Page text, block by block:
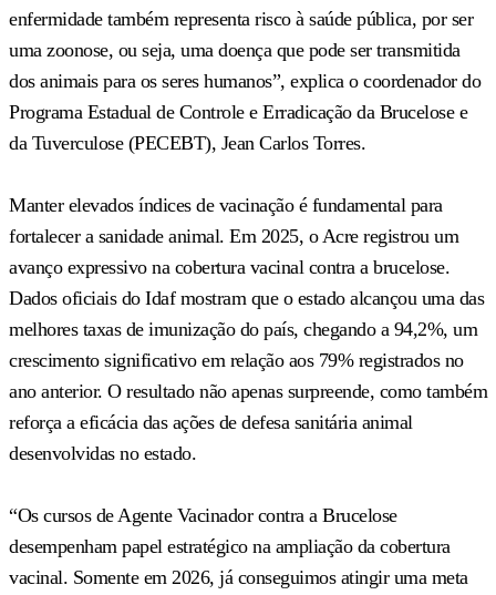
enfermidade também representa risco à saúde pública, por ser
uma zoonose, ou seja, uma doença que pode ser transmitida
dos animais para os seres humanos”, explica o coordenador do
Programa Estadual de Controle e Erradicação da Brucelose e
da Tuverculose (PECEBT), Jean Carlos Torres.
Manter elevados índices de vacinação é fundamental para
fortalecer a sanidade animal. Em 2025, o Acre registrou um
avanço expressivo na cobertura vacinal contra a brucelose.
Dados oficiais do Idaf mostram que o estado alcançou uma das
melhores taxas de imunização do país, chegando a 94,2%, um
crescimento significativo em relação aos 79% registrados no
ano anterior. O resultado não apenas surpreende, como também
reforça a eficácia das ações de defesa sanitária animal
desenvolvidas no estado.
“Os cursos de Agente Vacinador contra a Brucelose
desempenham papel estratégico na ampliação da cobertura
vacinal. Somente em 2026, já conseguimos atingir uma meta